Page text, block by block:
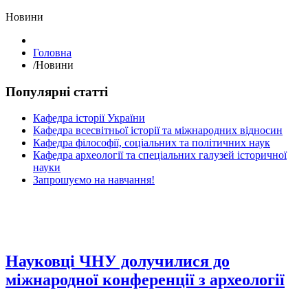
Hовини
Головна
/Hовини
Популярні статті
Кафедра історії України
Кафедра всесвітньої історії та міжнародних відносин
Кафедра філософії, соціальних та політичних наук
Кафедра археології та спеціальних галузей історичної
науки
Запрошуємо на навчання!
Науковці ЧНУ долучилися до
міжнародної конференції з археології